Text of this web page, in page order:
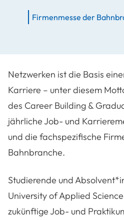
Firmenmesse der
Netzwerken ist die Basis
Karriere – unter diesem
des Career Building &
jährliche Job- und
und die fachspezifische
Bahnbranche.
Studierende und
University of Applied
zukünftige Job- und